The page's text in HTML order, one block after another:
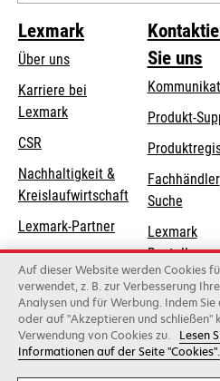
Lexmark
Über uns
Karriere bei
Lexmark
CSR
Nachhaltigkeit &
Kreislaufwirtschaft
Lexmark-Partner
Sie uns
wird
in
einer
neuen
Registerkarte
geöffnet
Produkt-
Fachhändler
Suche
Lexmark
Lexmark
Lexmark International,
©2026 Alle Rechte
Auf dieser Website werden Cookies
verwendet, z. B. zur Verbesserung
Analysen und für Werbung. Indem
oder auf "Akzeptieren und schließen"
Verwendung von Cookies zu.
Lesen
Informationen auf der Seite "Cookies".